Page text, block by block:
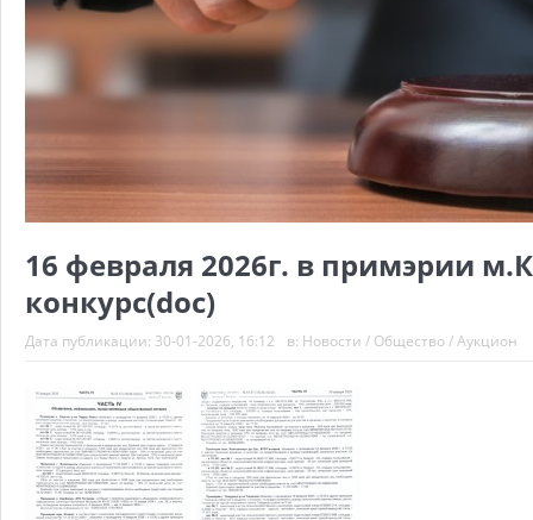
16 февраля 2026г. в примэрии
конкурс(doc)
Дата публикации: 30-01-2026, 16:12 в: Новости / Общество/Аукцион